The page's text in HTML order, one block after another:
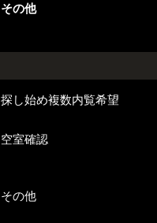
その他
探し始め複数内覧希望
空室確認
その他